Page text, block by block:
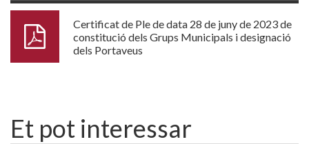
Certificat de Ple de data 28 de juny de 2023 de
constitució dels Grups Municipals i designació
dels Portaveus
Et pot interessar